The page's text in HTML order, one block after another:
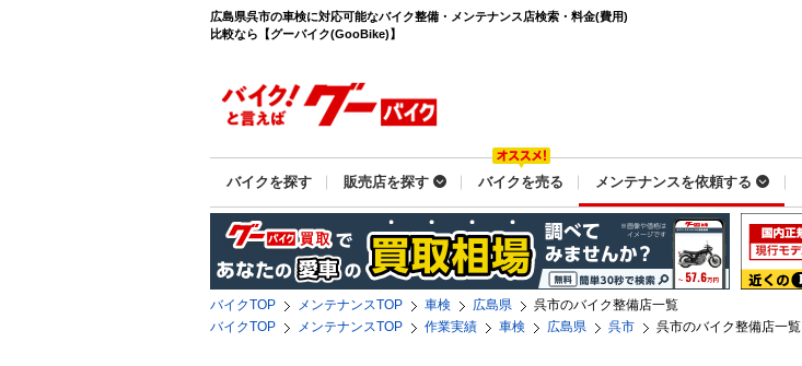
広島県呉市の車検に対応可能なバイク整備・メンテナンス店検索・料金(費用)
比較なら【グーバイク(GooBike)】
バイクを探す 販売店を探す バイクを売る メンテナンスを依頼する
バイクTOP メンテナンスTOP 車検 広島県
呉市のバイク整備店一覧
バイクTOP
メンテナンスTOP 作業実績 車検 広島県 呉市 呉市のバイク整備店一覧